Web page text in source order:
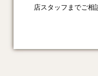
店スタッフまでご相